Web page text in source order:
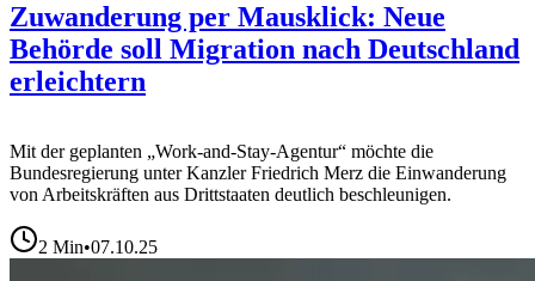
Zuwanderung per Mausklick: Neue
Behörde soll Migration nach Deutschland
erleichtern
Mit der geplanten „Work-and-Stay-Agentur“ möchte die
Bundesregierung unter Kanzler Friedrich Merz die Einwanderung
von Arbeitskräften aus Drittstaaten deutlich beschleunigen.
2 Min•07.10.25